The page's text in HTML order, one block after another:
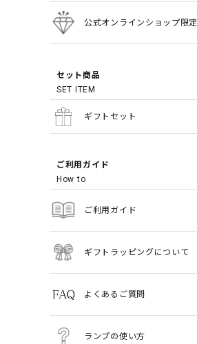
公式オンラインショップ限定
セット商品
SET ITEM
ギフトセット
ご利用ガイド
How to
ご利用ガイド
ギフトラッピングについて
よくあるご質問
ランプの使い方